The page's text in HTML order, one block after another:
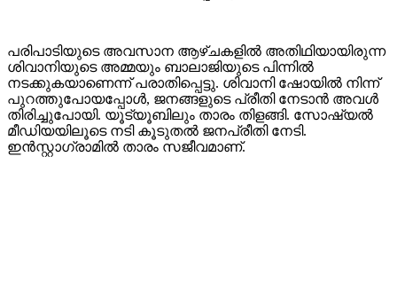
പരിപാടിയുടെ അവസാന ആഴ്ചകളിൽ അതിഥിയായിരുന്ന
ശിവാനിയുടെ അമ്മയും ബാലാജിയുടെ പിന്നിൽ
നടക്കുകയാണെന്ന് പരാതിപ്പെട്ടു. ശിവാനി ഷോയിൽ നിന്ന്
പുറത്തുപോയപ്പോൾ, ജനങ്ങളുടെ പ്രീതി നേടാൻ അവൾ
തിരിച്ചുപോയി. യൂട്യൂബിലും താരം തിളങ്ങി. സോഷ്യൽ
മീഡിയയിലൂടെ നടി കൂടുതൽ ജനപ്രീതി നേടി.
ഇൻസ്റ്റാഗ്രാമിൽ താരം സജീവമാണ്.